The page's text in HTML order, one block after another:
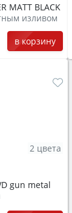
MATT BLACK
изливом
в корзину
gun metal
2 цвета